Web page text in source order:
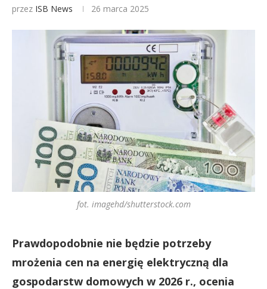
przez ISB News 26 marca 2025
fot. imagehd/shutterstock.com
Prawdopodobnie nie będzie potrzeby
mrożenia cen na energię elektryczną dla
gospodarstw domowych w 2026 r., ocenia